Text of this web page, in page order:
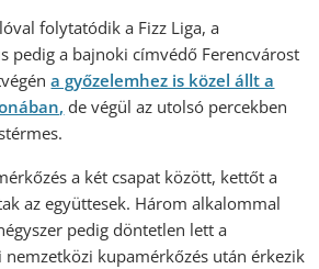
folytatódik a Fizz Liga, a
pedig a bajnoki címvédő Ferencvárost
a győzelemhez is közel állt a
de végül az utolsó percekben
a két csapat között, kettőt a
az együttesek. Három alkalommal
pedig döntetlen lett a
nemzetközi kupamérkőzés után érkezik